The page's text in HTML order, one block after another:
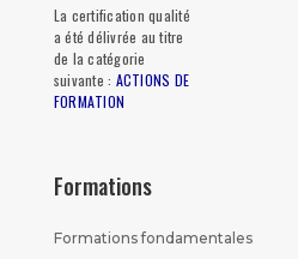
La certification qualité
a été délivrée au titre
de la catégorie
suivante : ACTIONS DE
FORMATION
Formations
Formations fondamentales